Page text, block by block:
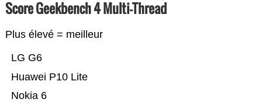
Score Geekbench 4 Multi-Thread
Plus élevé = meilleur
Nokia 6
Huawei P10 Lite
LG G6